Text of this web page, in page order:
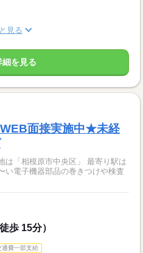
見る
細を見る
WEB面接実施中★未経
は「相模原市中央区」 最寄り駅は
歩 15分）
通費一部支給